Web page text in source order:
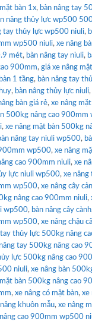
bàn 1x, bàn nâng tay
nâng thủy lực wp500
tay thủy lực wp500 niuli,
wp500 niuli, xe nâng
mét, bàn nâng tay niuli,
900mm, giá xe nâng
1 tầng, bàn nâng tay
, bàn nâng thủy lực niuli,
bàn giá rẻ, xe nâng
500kg nâng cao 900mm
, xe nâng mặt bàn 500kg
nâng tay niuli wp500,
wp500, xe nâng
cao 900mm niuli, xe
lực niuli wp500, xe nâng
wp500, xe nâng cây
nâng cao 900mm niuli,
wp500, bàn nâng cây cành
wp500, xe nâng chậu
tay thủy lực 500kg nâng
tay 500kg nâng cao
lực 500kg nâng cao
niuli, xe nâng bàn
bàn 500kg nâng cao
, xe nâng có mặt bàn, xe
khuôn mẫu, xe nâng
cao 900mm wp500